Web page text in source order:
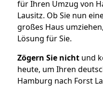
für Ihren Umzug von
Lausitz. Ob Sie nun
großes Haus
Lösung für Sie.
Zögern Sie nicht und
heute, um Ihren
Hamburg nach Forst